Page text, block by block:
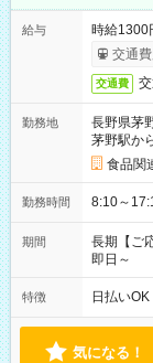
給与
時給1300
交通
交通費
勤務地
長野県茅
茅野駅か
食品関
勤務時間
期間
長期【ご
即日～
特徴 日払いOK
気になる！